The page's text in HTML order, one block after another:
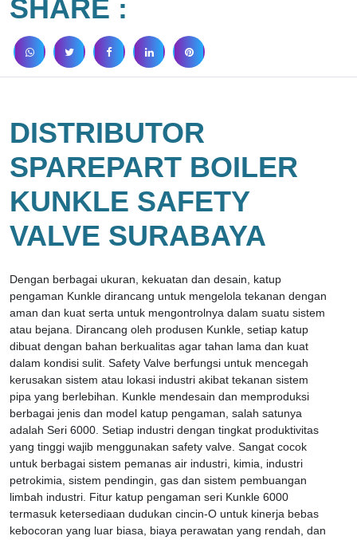
SHARE :
DISTRIBUTOR
SPAREPART BOILER
KUNKLE SAFETY
VALVE SURABAYA
Dengan berbagai ukuran, kekuatan dan desain, katup
pengaman Kunkle dirancang untuk mengelola tekanan dengan
aman dan kuat serta untuk mengontrolnya dalam suatu sistem
atau bejana. Dirancang oleh produsen Kunkle, setiap katup
dibuat dengan bahan berkualitas agar tahan lama dan kuat
dalam kondisi sulit. Safety Valve berfungsi untuk mencegah
kerusakan sistem atau lokasi industri akibat tekanan sistem
pipa yang berlebihan. Kunkle mendesain dan memproduksi
berbagai jenis dan model katup pengaman, salah satunya
adalah Seri 6000. Setiap industri dengan tingkat produktivitas
yang tinggi wajib menggunakan safety valve. Sangat cocok
untuk berbagai sistem pemanas air industri, kimia, industri
petrokimia, sistem pendingin, gas dan sistem pembuangan
limbah industri. Fitur katup pengaman seri Kunkle 6000
termasuk ketersediaan dudukan cincin-O untuk kinerja bebas
kebocoran yang luar biasa, biaya perawatan yang rendah, dan